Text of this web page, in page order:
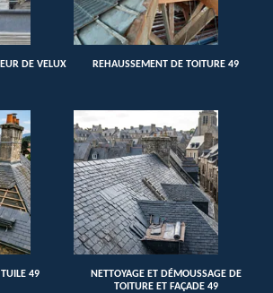
DE VELUX
REHAUSSEMENT DE TOITURE 49
49
NETTOYAGE ET DÉMOUSSAGE DE
TOITURE ET FAÇADE 49